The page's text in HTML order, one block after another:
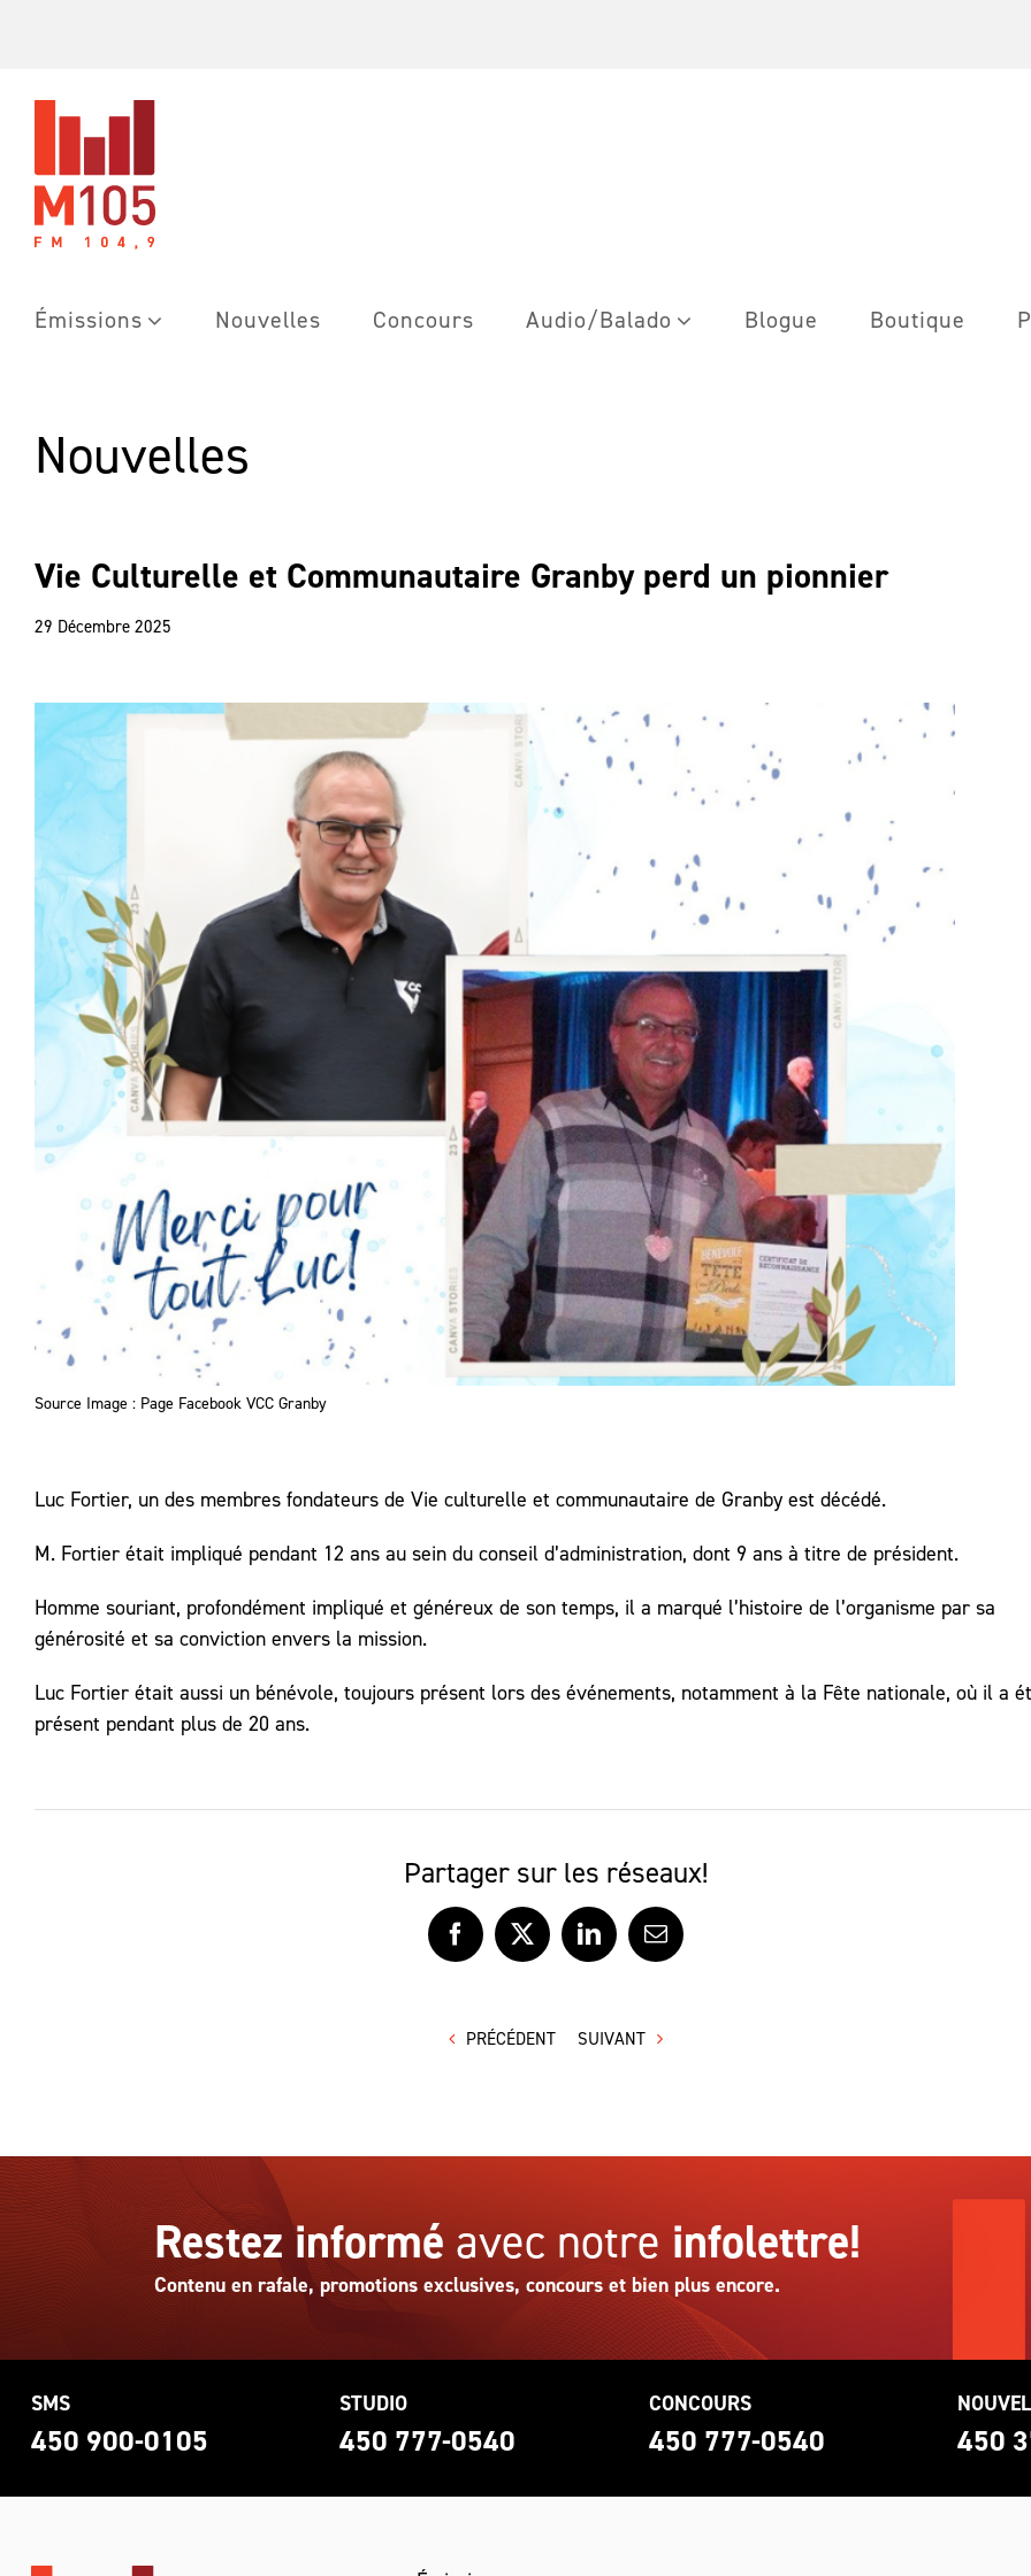
Émissions Nouvelles Concours Audio/Balado Blogue Boutique
Nouvelles
Vie Culturelle et Communautaire Granby perd un pionnier
29 Décembre 2025
Source Image : Page Facebook VCC Granby
Luc Fortier, un des membres fondateurs de Vie culturelle et communautaire de Granby est décédé.
M. Fortier était impliqué pendant 12 ans au sein du conseil d’administration, dont 9 ans à titre de président.
Homme souriant, profondément impliqué et généreux de son temps, il a marqué l’histoire de l’organisme par sa
générosité et sa conviction envers la mission.
Luc Fortier était aussi un bénévole, toujours présent lors des événements, notamment à la Fête nationale, où il a
présent pendant plus de 20 ans.
Partager sur les réseaux!
Facebook
X LinkedInCourriel
PRÉCÉDENT SUIVANT
Restez informé avec notre infolettre!
Contenu en rafale, promotions exclusives, concours et bien plus encore.
SMS
450 900-0105
STUDIO
450 777-0540
CONCOURS
450 777-0540 450